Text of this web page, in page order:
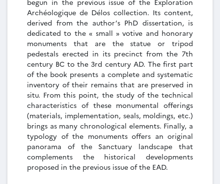
Archéologique de Délos collection. Its content,
derived from the author’s PhD dissertation, is
dedicated to the « small » votive and honorary
monuments that are the statue or tripod
pedestals erected in its precinct from the 7th
century BC to the 3rd century AD. The first part
of the book presents a complete and systematic
inventory of their remains that are preserved in
situ. From this point, the study of the technical
characteristics of these monumental offerings
(materials, implementation, seals, moldings, etc.)
brings as many chronological elements. Finally, a
typology of the monuments offers an original
panorama of the Sanctuary landscape that
complements the historical developments
proposed in the previous issue of the EAD.